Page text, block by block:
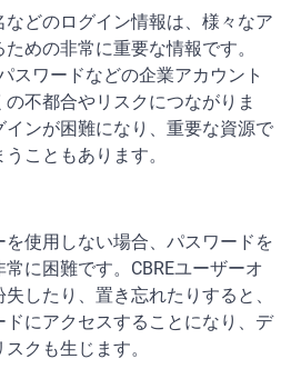
どのログイン情報は、様々なア
めの非常に重要な情報です。
スワードなどの企業アカウント
不都合やリスクにつながりま
ンが困難になり、重要な資源で
こともあります。
使用しない場合、パスワードを
に困難です。CBREユーザーオ
したり、置き忘れたりすると、
にアクセスすることになり、デ
クも生じます。